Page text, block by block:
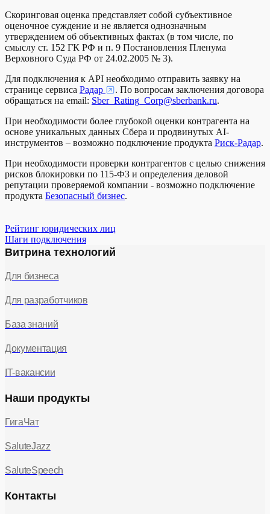
Скоринговая оценка представляет собой субъективное
оценочное суждение и не является однозначным
утверждением об объективных фактах (в том числе, по
смыслу ст. 152 ГК РФ и п. 9 Постановления Пленума
Верховного Суда РФ от 24.02.2005 № 3).
Для подключения к API необходимо отправить заявку на
странице сервиса Радар
. По вопросам заключения договора
обращаться на email: Sber_Rating_Corp@sberbank.ru.
При необходимости более глубокой оценки контрагента на
основе уникальных данных Сбера и продвинутых AI-
инструментов – возможно подключение продукта Риск-Радар.
При необходимости проверки контрагентов с целью снижения
рисков блокировки по 115-ФЗ и определения деловой
репутации проверяемой компании - возможно подключение
продукта Безопасный бизнес.
Рейтинг юридических лиц
Шаги подключения
Витрина технологий
Для бизнеса
Для разработчиков
База знаний
Документация
IT-вакансии
Наши продукты
ГигаЧат
SaluteJazz
SaluteSpeech
Контакты